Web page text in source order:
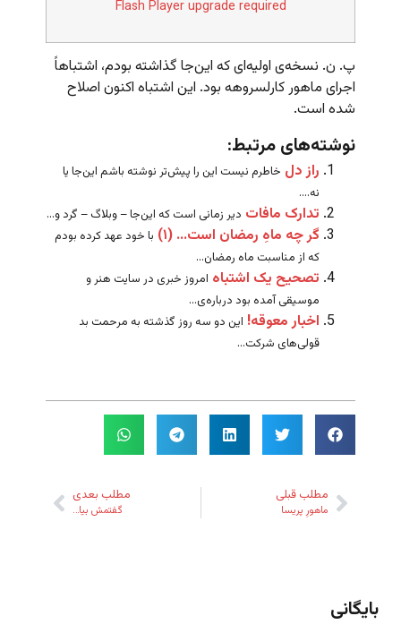
Flash Player upgrade required
پ. ن. نسخه‌ی اولیه‌ای که این‌جا گذاشته بودم، اشتباهاً
اجرای ماهور کارلسروهه بود. این اشتباه اکنون اصلاح
شده است.
نوشته‌های مرتبط:
راز دل خاطرم نیست این را پیش‌تر نوشته باشم این‌جا یا
نه....
تدارک مافات دیر زمانی است که این‌جا – وبلاگ – گرد و...
گر چه ماهِ رمضان است… (۱)
با خود عهد کرده بودم
که از مناسبت ماه رمضان...
تصحیح یک اشتباه امروز خبری در سایت هنر و
موسیقی آمده بود درباره‌ی...
اخبار معوقه! این دو سه روز گذشته به مرحمت بد
قولی‌های شرکت...
مطلب قبلی
ماهورِ پریسا
مطلب بعدی
گفتمش بیا…
بایگانی